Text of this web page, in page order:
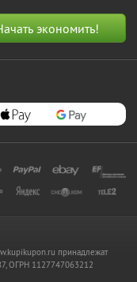
принадлежат
ОГРН 1127747063212